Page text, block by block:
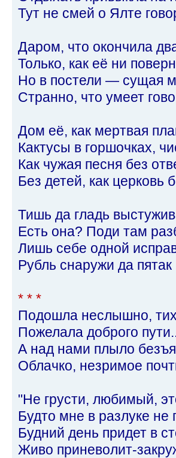
Тут не смей о Ялте
Даром, что окончила
Только, как её ни
Но в постели — сущая
Странно, что умеет
Дом её, как мертвая
Кактусы в горшочках,
Как чужая песня без
Без детей, как церковь
Тишь да гладь
Есть она? Поди там
Лишь себе одной
Рубль снаружи да
* * *
Подошла неслышно,
Пожелала доброго
А над нами плыло
Облачко, незримое
"Не грусти, любимый,
Будто мне в разлуке не
Будний день придет в
Живо приневолит-